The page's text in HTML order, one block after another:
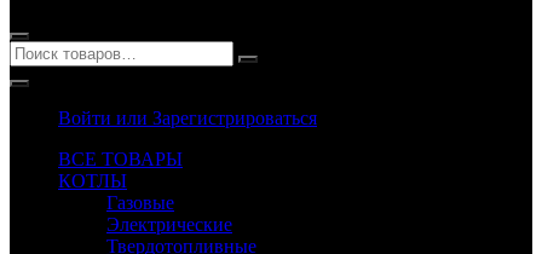
Войти или Зарегистрироваться
ВСЕ ТОВАРЫ
КОТЛЫ
Газовые
Электрические
Твердотопливные